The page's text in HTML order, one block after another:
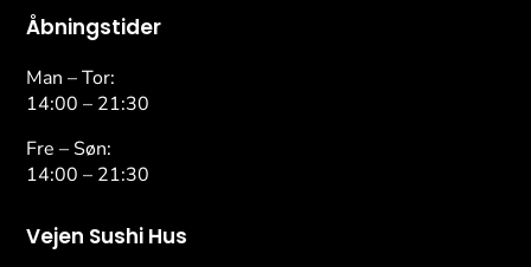
Åbningstider
Man – Tor:
14:00 – 21:30
Fre – Søn:
14:00 – 21:30
Vejen Sushi Hus